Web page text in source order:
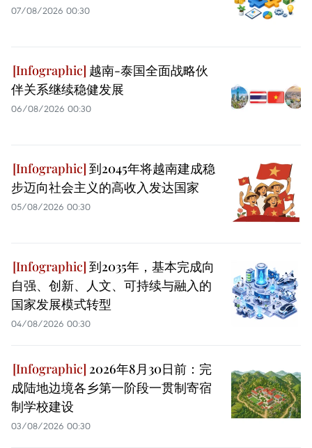
07/08/2026 00:30
越南-泰国全面战略伙
伴关系继续稳健发展
06/08/2026 00:30
到2045年将越南建成稳
步迈向社会主义的高收入发达国家
05/08/2026 00:30
到2035年，基本完成向
自强、创新、人文、可持续与融入的
国家发展模式转型
04/08/2026 00:30
2026年8月30日前：完
成陆地边境各乡第一阶段一贯制寄宿
制学校建设
03/08/2026 00:30